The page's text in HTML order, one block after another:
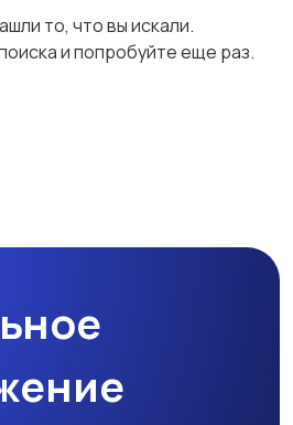
то, что вы искали.
и попробуйте еще раз.